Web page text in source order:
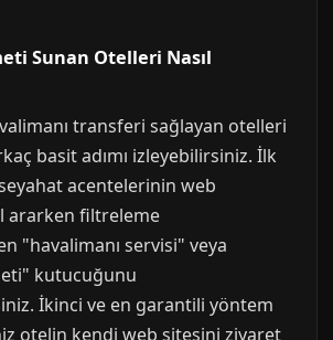
Sunan Otelleri Nasıl
transferi sağlayan otelleri
basit adımı izleyebilirsiniz. İlk
acentelerinin web
ararken filtreleme
"havalimanı servisi" veya
kutucuğunu
İkinci ve en garantili yöntem
otelin kendi web sitesini ziyaret